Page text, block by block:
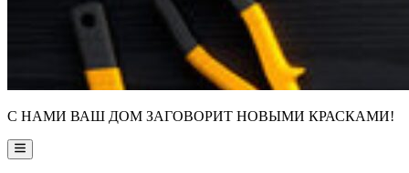
С НАМИ ВАШ ДОМ ЗАГОВОРИТ НОВЫМИ КРАСКАМИ!
Main
Menu